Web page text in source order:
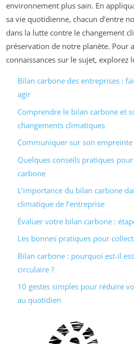
environnement plus sain. En
sa vie quotidienne, chacun d’entre
dans la lutte contre le changement
préservation de notre planète. Pour
connaissances sur le sujet, explorez
Bilan carbone des entreprises :
agir
Comprendre le bilan carbone et
changements climatiques
Communiquer sur son
Quelques conseils pratiques
carbone
L’importance du bilan carbone
climatique de l’entreprise
Évaluer votre bilan carbone :
Les bonnes pratiques pour
Bilan carbone : pourquoi est-il
circulaire ?
10 gestes simples pour réduire
au quotidien